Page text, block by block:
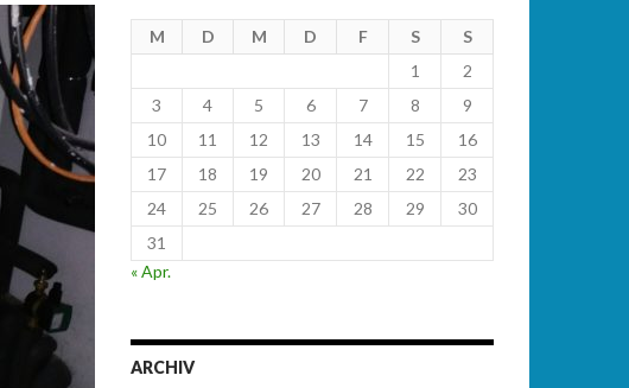
M D M D F S
S
1
2
3
4 5 6 7 8
9
10
11 12 13 14 15
16
17
18 19 20 21 22
23
24
25 26 27 28 29
30
31
« Apr.
ARCHIV